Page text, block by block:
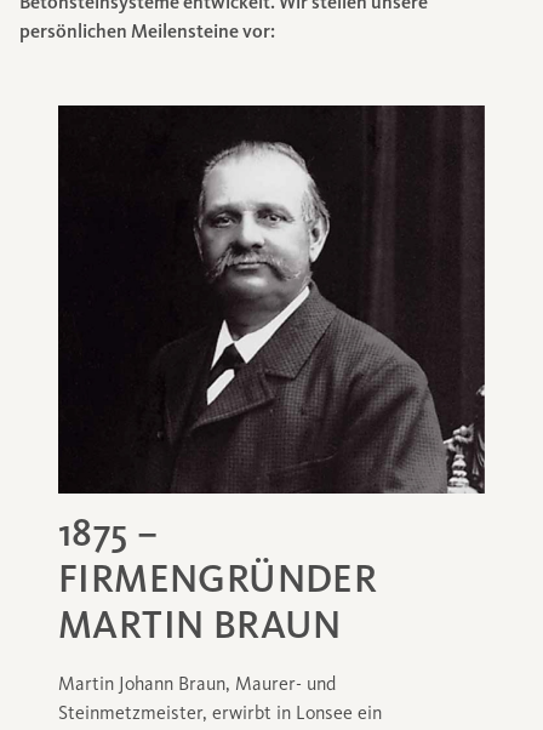
Betonsteinsysteme entwickelt. Wir stellen unsere
persönlichen Meilensteine vor:
1875 –
FIRMENGRÜNDER
MARTIN BRAUN
Martin Johann Braun, Maurer- und
Steinmetzmeister, erwirbt in Lonsee ein